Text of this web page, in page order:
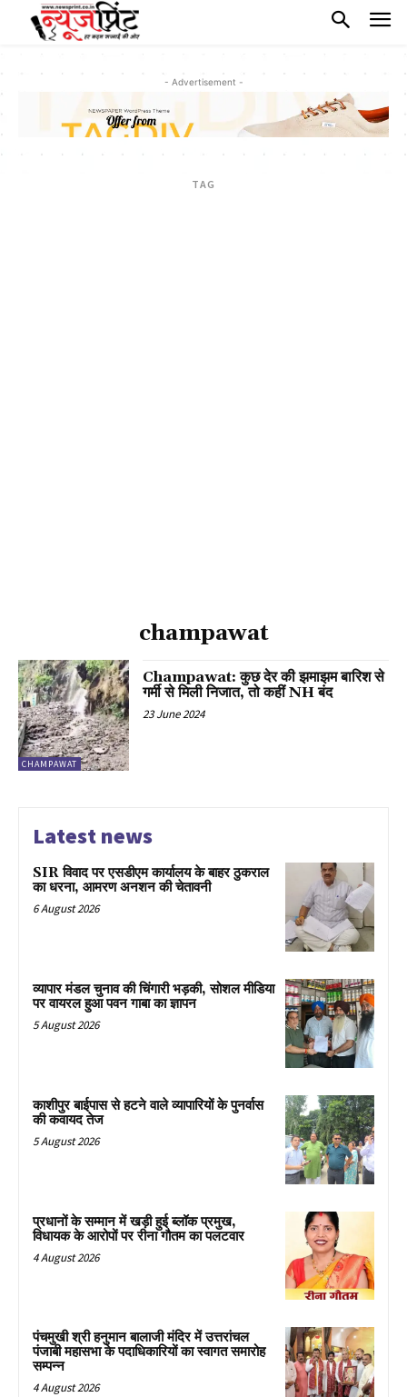
- Advertisement -
TAG
champawat
CHAMPAWAT
Champawat: कुछ देर की झमाझम बारिश से
गर्मी से मिली निजात, तो कहीं NH बंद
23 June 2024
Latest news
SIR विवाद पर एसडीएम कार्यालय के बाहर ठुकराल
का धरना, आमरण अनशन की चेतावनी
6 August 2026
व्यापार मंडल चुनाव की चिंगारी भड़की, सोशल मीडिया
पर वायरल हुआ पवन गाबा का ज्ञापन
5 August 2026
काशीपुर बाईपास से हटने वाले व्यापारियों के पुनर्वास
की कवायद तेज
5 August 2026
प्रधानों के सम्मान में खड़ी हुई ब्लॉक प्रमुख,
विधायक के आरोपों पर रीना गौतम का पलटवार
4 August 2026
पंचमुखी श्री हनुमान बालाजी मंदिर में उत्तरांचल
पंजाबी महासभा के पदाधिकारियों का स्वागत समारोह
सम्पन्न
4 August 2026